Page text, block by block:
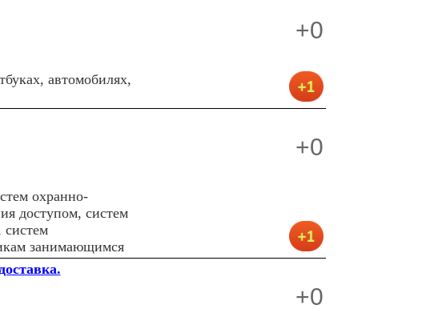
+0
автомобилях,
+0
охранно-
доступом, систем
занимающимся
+0